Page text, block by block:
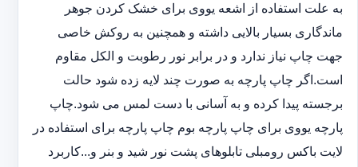
به علت استفاده از اشعه یووی برای خشک کردن جوهر
ماندگاری بسیار بالایی داشته و همچنین به روکش خاصی
جهت چاپ نیاز ندارد و در برابر نور رطوبت و الکل مقاوم
است.اگر چاپ پارچه به صورت چند لایه زده شود حالت
برجسته پیدا کرده و به آسانی با دست لمس می شود.چاپ
پارچه یووی برای چاپ پارچه بوم چاپ پارچه برای استفاده در
لایت باکس رومبلی تابلوهای پشت نور شید و بنر و...کاربرد